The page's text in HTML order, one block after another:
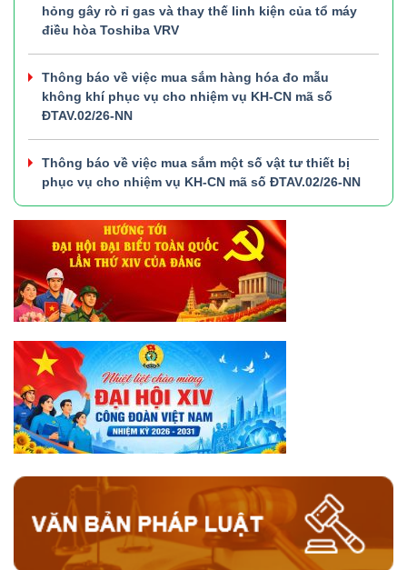
hỏng gây rò rỉ gas và thay thế linh kiện của tổ máy
điều hòa Toshiba VRV
Thông báo về việc mua sắm hàng hóa đo mẫu
không khí phục vụ cho nhiệm vụ KH-CN mã số
ĐTAV.02/26-NN
Thông báo về việc mua sắm một số vật tư thiết bị
phục vụ cho nhiệm vụ KH-CN mã số ĐTAV.02/26-NN